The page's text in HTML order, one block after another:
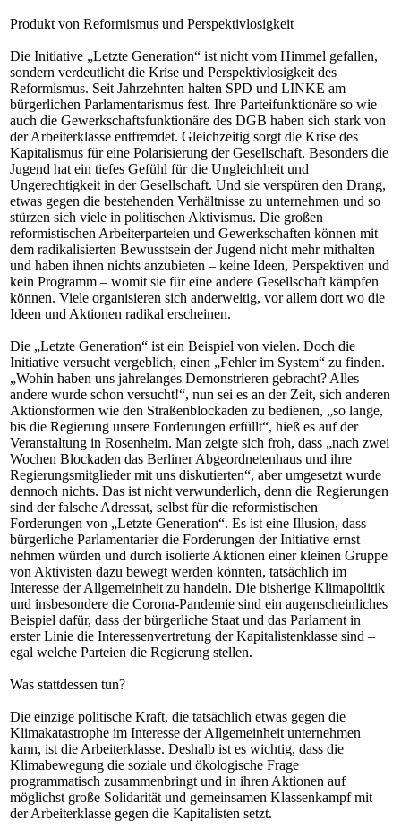
Produkt von Reformismus und Perspektivlosigkeit
Die Initiative „Letzte Generation“ ist nicht vom Himmel gefallen,
sondern verdeutlicht die Krise und Perspektivlosigkeit des
Reformismus. Seit Jahrzehnten halten SPD und LINKE am
bürgerlichen Parlamentarismus fest. Ihre Parteifunktionäre so wie
auch die Gewerkschaftsfunktionäre des DGB haben sich stark von
der Arbeiterklasse entfremdet. Gleichzeitig sorgt die Krise des
Kapitalismus für eine Polarisierung der Gesellschaft. Besonders die
Jugend hat ein tiefes Gefühl für die Ungleichheit und
Ungerechtigkeit in der Gesellschaft. Und sie verspüren den Drang,
etwas gegen die bestehenden Verhältnisse zu unternehmen und so
stürzen sich viele in politischen Aktivismus. Die großen
reformistischen Arbeiterparteien und Gewerkschaften können mit
dem radikalisierten Bewusstsein der Jugend nicht mehr mithalten
und haben ihnen nichts anzubieten – keine Ideen, Perspektiven und
kein Programm – womit sie für eine andere Gesellschaft kämpfen
können. Viele organisieren sich anderweitig, vor allem dort wo die
Ideen und Aktionen radikal erscheinen.
Die „Letzte Generation“ ist ein Beispiel von vielen. Doch die
Initiative versucht vergeblich, einen „Fehler im System“ zu finden.
„Wohin haben uns jahrelanges Demonstrieren gebracht? Alles
andere wurde schon versucht!“, nun sei es an der Zeit, sich anderen
Aktionsformen wie den Straßenblockaden zu bedienen, „so lange,
bis die Regierung unsere Forderungen erfüllt“, hieß es auf der
Veranstaltung in Rosenheim. Man zeigte sich froh, dass „nach zwei
Wochen Blockaden das Berliner Abgeordnetenhaus und ihre
Regierungsmitglieder mit uns diskutierten“, aber umgesetzt wurde
dennoch nichts. Das ist nicht verwunderlich, denn die Regierungen
sind der falsche Adressat, selbst für die reformistischen
Forderungen von „Letzte Generation“. Es ist eine Illusion, dass
bürgerliche Parlamentarier die Forderungen der Initiative ernst
nehmen würden und durch isolierte Aktionen einer kleinen Gruppe
von Aktivisten dazu bewegt werden könnten, tatsächlich im
Interesse der Allgemeinheit zu handeln. Die bisherige Klimapolitik
und insbesondere die Corona-Pandemie sind ein augenscheinliches
Beispiel dafür, dass der bürgerliche Staat und das Parlament in
erster Linie die Interessenvertretung der Kapitalistenklasse sind –
egal welche Parteien die Regierung stellen.
Was stattdessen tun?
Die einzige politische Kraft, die tatsächlich etwas gegen die
Klimakatastrophe im Interesse der Allgemeinheit unternehmen
kann, ist die Arbeiterklasse. Deshalb ist es wichtig, dass die
Klimabewegung die soziale und ökologische Frage
programmatisch zusammenbringt und in ihren Aktionen auf
möglichst große Solidarität und gemeinsamen Klassenkampf mit
der Arbeiterklasse gegen die Kapitalisten setzt.